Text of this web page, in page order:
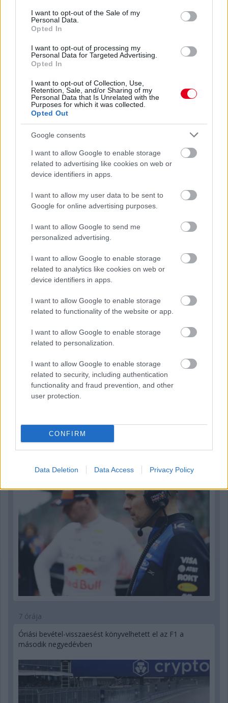
consent section.
I want to opt-out of the Sale of my
Personal Data.
Opted In
I want to opt-out of processing my
Personal Data for Targeted Advertising.
Opted In
I want to opt-out of Collection, Use,
Retention, Sale, and/or Sharing of my
Personal Data that Is Unrelated with the
Purposes for which it was collected.
Opted Out
Google consents
I want to allow Google to enable storage
related to advertising like cookies on web or
device identifiers in apps.
I want to allow my user data to be sent to
Google for online advertising purposes.
I want to allow Google to send me
personalized advertising.
I want to allow Google to enable storage
related to analytics like cookies on web or
device identifiers in apps.
I want to allow Google to enable storage
related to functionality of the website or app.
I want to allow Google to enable storage
related to personalization.
I want to allow Google to enable storage
related to security, including authentication
functionality and fraud prevention, and other
user protection.
CONFIRM
Data Deletion Data Access Privacy Policy
frissebb anyagok korábbi anyagok
legfrissebb adását!
Kövess minket a Facebookon
Formula.hu
Parc Fermé
2 órája
MotoGP: Bezzecchi közel egy másodpercet javított a
körrekordon
2 órája
Sajtó: Az Aston Martintól érkezik Lambiase utódja a Red
Bullhoz?
7 órája
Óriási bevétel-visszaesést könyvelhetett el az F1 a
második negyedévben